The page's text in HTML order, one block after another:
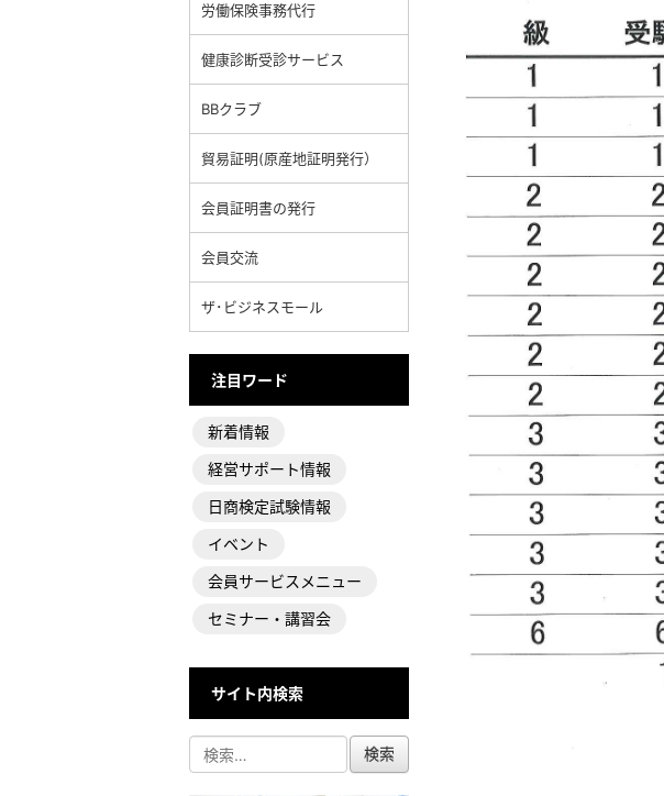
労働保険事務代行
健康診断受診サービス
BBクラブ
貿易証明(原産地証明発行）
会員証明書の発行
会員交流
ザ･ビジネスモール
注目ワード
新着情報
経営サポート情報
日商検定試験情報
イベント
会員サービスメニュー
セミナー・講習会
サイト内検索